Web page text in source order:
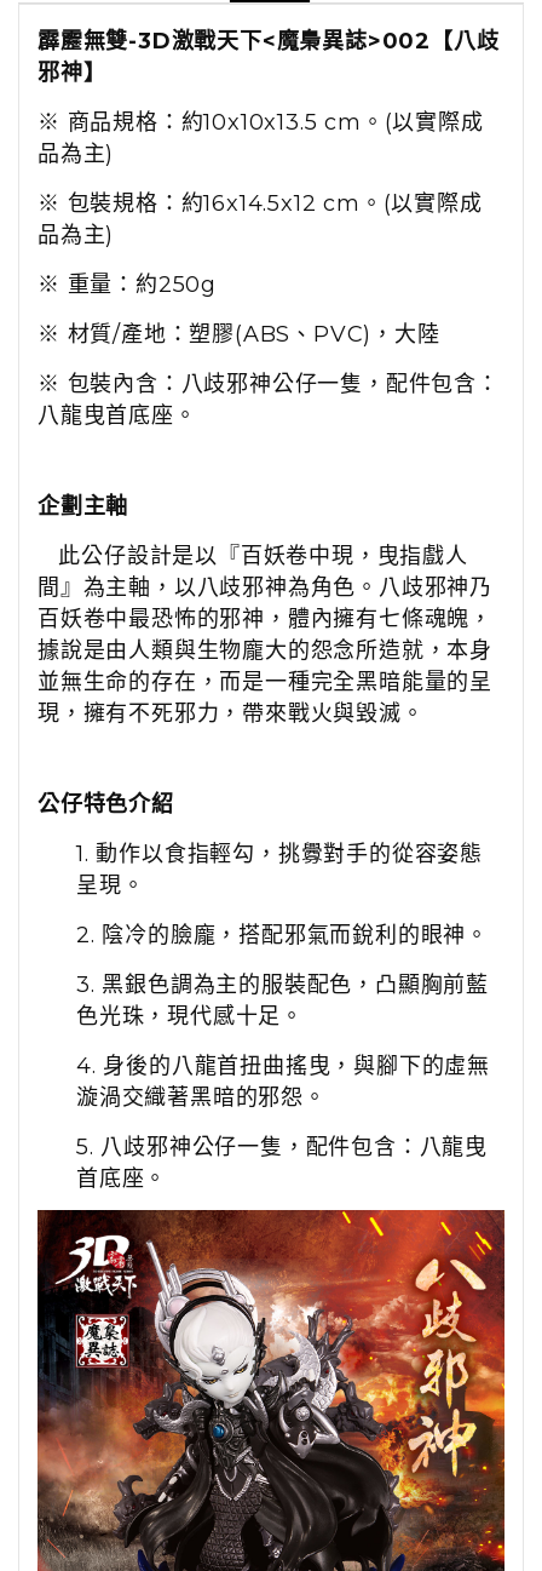
霹靂無雙-3D激戰天下<魔梟異誌>002【八歧
邪神】
※ 商品規格：約10x10x13.5 cm。(以實際成
品為主)
※ 包裝規格：約16x14.5x12 cm。(以實際成
品為主)
※ 重量：約250g
※ 材質/產地：塑膠(ABS、PVC)，大陸
※ 包裝內含：八歧邪神公仔一隻，配件包含：
八龍曳首底座。
企劃主軸
此公仔設計是以『百妖卷中現，曳指戲人
間』為主軸，以八歧邪神為角色。八歧邪神乃
百妖卷中最恐怖的邪神，體內擁有七條魂魄，
據說是由人類與生物龐大的怨念所造就，本身
並無生命的存在，而是一種完全黑暗能量的呈
現，擁有不死邪力，帶來戰火與毀滅。
公仔特色介紹
1. 動作以食指輕勾，挑釁對手的從容姿態
呈現。
2. 陰冷的臉龐，搭配邪氣而銳利的眼神。
3. 黑銀色調為主的服裝配色，凸顯胸前藍
色光珠，現代感十足。
4. 身後的八龍首扭曲搖曳，與腳下的虛無
漩渦交織著黑暗的邪怨。
5. 八歧邪神公仔一隻，配件包含：八龍曳
首底座。